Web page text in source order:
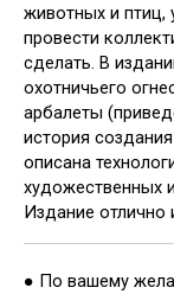
животных и птиц,
провести
сделать. В
охотничьего
арбалеты
история
описана
художественных
Издание отлично
● По вашему